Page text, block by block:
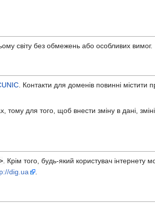
світу без обмежень або особливих вимог.
. Контакти для доменів повинні містити
для того, щоб внести зміну в дані,
. Крім того, будь-який користувач інтернету
dig.ua